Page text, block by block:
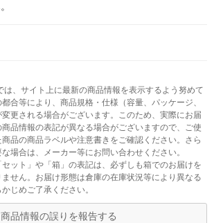
は、サイト上に最新の商品情報を表示するよう努めて
合等により、商品規格・仕様（容量、パッケージ、
更される場合がございます。このため、実際にお届
品情報の表記が異なる場合がございますので、ご使
品の商品ラベルや注意書きをご確認ください。さら
場合は、メーカー等にお問い合わせください。
ット」や「箱」の表記は、必ずしも箱でのお届けを
せん。お届け形態は倉庫の在庫状況等により異なる
じめご了承ください。
商品情報の誤りを報告する